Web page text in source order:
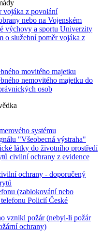
vojáka z povolání
nebo na Vojenském
výchovy a sportu Univerzity
o služební poměr vojáka z
movitého majetku
nemovitého majetku do
osob
systému
"Všeobecná výstraha"
látky do životního prostředí
civilní ochrany z evidence
ochrany - doporučený
(zablokování nebo
Policií České
vznikl požár (nebyl-li požár
ochrany)